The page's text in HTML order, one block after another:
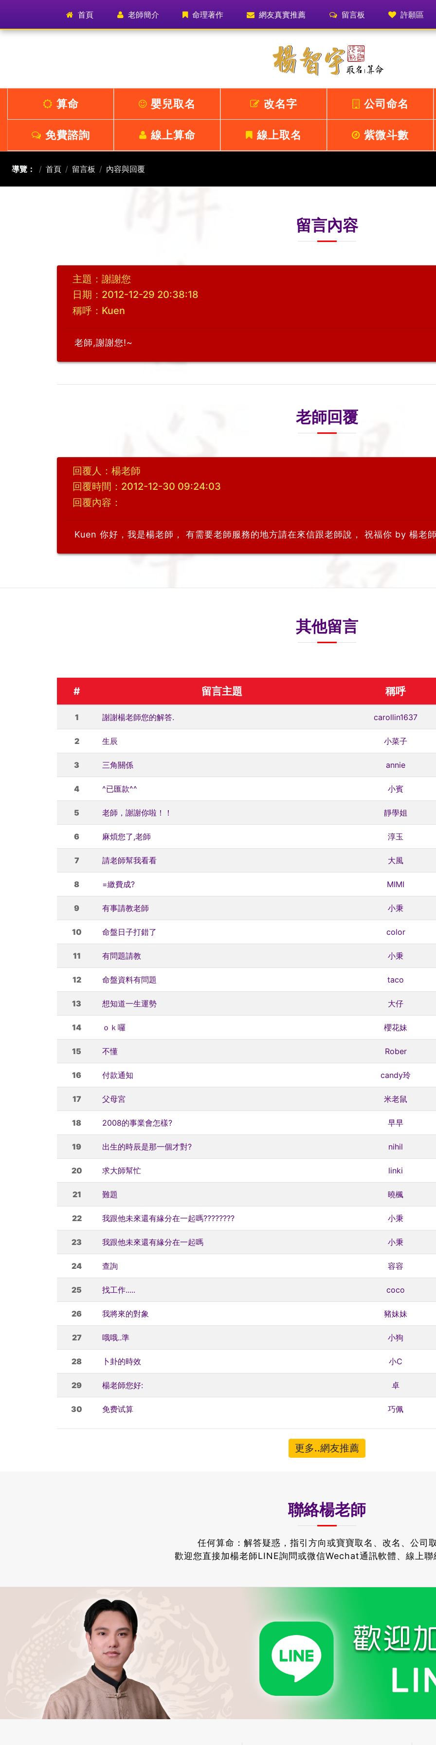
首頁 (current) 老師簡介 命理著作 網友真實推薦 留言板 許願區
算命 嬰兒取名 改名字 公司命名
免費諮詢 線上算命 線上取名 紫微斗數
導覽： 首頁 留言板 內容與回覆
留言內容
主題：謝謝您
日期：2012-12-29 20:38:18
稱呼：Kuen
老師,謝謝您!~
老師回覆
回覆人：楊老師
回覆時間：2012-12-30 09:24:03
回覆內容：
Kuen 你好，我是楊老師， 有需要老師服務的地方請在來信跟老師說， 祝福你 by 楊老
其他留言
# 留言主題 稱呼
1 謝謝楊老師您的解答. carollin1637
2 生辰 小菜子
3 三角關係 annie
4 ^已匯款^^ 小賓
5 老師，謝謝你啦！！ 靜學姐
6 麻煩您了,老師 淳玉
7 請老師幫我看看 大風
8 =繳費成? MIMI
9 有事請教老師 小秉
10 命盤日子打錯了 color
11 有問題請教 小秉
12 命盤資料有問題 taco
13 想知道一生運勢 大仔
14 ｏｋ囉 櫻花妹
15 不懂 Rober
16 付款通知 candy玲
17 父母宮 米老鼠
18 2008的事業會怎樣? 早早
19 出生的時辰是那一個才對? nihil
20 求大師幫忙 linki
21 難題 曉楓
22 我跟他未來還有緣分在一起嗎???????? 小秉
23 我跟他未來還有緣分在一起嗎 小秉
24 查詢 容容
25 找工作..... coco
26 我將來的對象 豬妹妹
27 哦哦..準 小狗
28 卜卦的時效 小C
29 楊老師您好: 卓
30 免费试算 巧佩
更多..網友推薦
聯絡楊老師
任何算命：解答疑惑，指引方向或寶寶取名、改名、公司
歡迎您直接加楊老師LINE詢問或微信Wechat通訊軟體、線上聯